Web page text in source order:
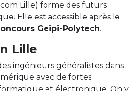
Lille) forme des futurs
Elle est accessible après le
Geipi-Polytech.
Lille
ingénieurs généralistes dans
avec de fortes
et électronique. On y